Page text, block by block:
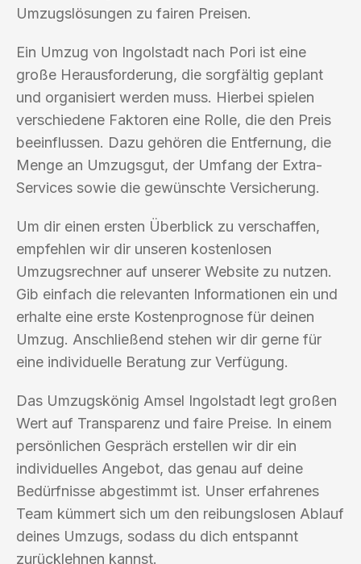
Umzugslösungen zu fairen Preisen.
Ein Umzug von Ingolstadt nach Pori ist eine
große Herausforderung, die sorgfältig geplant
und organisiert werden muss. Hierbei spielen
verschiedene Faktoren eine Rolle, die den Preis
beeinflussen. Dazu gehören die Entfernung, die
Menge an Umzugsgut, der Umfang der Extra-
Services sowie die gewünschte Versicherung.
Um dir einen ersten Überblick zu verschaffen,
empfehlen wir dir unseren kostenlosen
Umzugsrechner auf unserer Website zu nutzen.
Gib einfach die relevanten Informationen ein und
erhalte eine erste Kostenprognose für deinen
Umzug. Anschließend stehen wir dir gerne für
eine individuelle Beratung zur Verfügung.
Das Umzugskönig Amsel Ingolstadt legt großen
Wert auf Transparenz und faire Preise. In einem
persönlichen Gespräch erstellen wir dir ein
individuelles Angebot, das genau auf deine
Bedürfnisse abgestimmt ist. Unser erfahrenes
Team kümmert sich um den reibungslosen Ablauf
deines Umzugs, sodass du dich entspannt
zurücklehnen kannst.